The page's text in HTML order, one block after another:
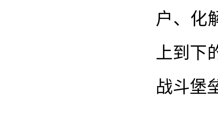
户、化
上到下
战斗堡